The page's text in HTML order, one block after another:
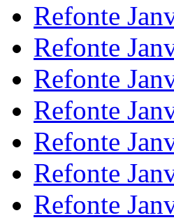
Refonte
Refonte
Refonte
Refonte
Refonte
Refonte
Refonte